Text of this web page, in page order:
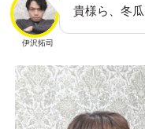
伊沢拓司
貴様ら、冬